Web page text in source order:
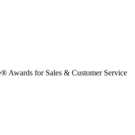
Awards for Sales & Customer Service